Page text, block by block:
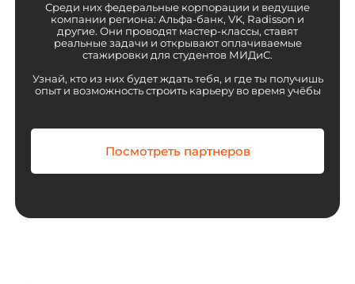
Среди них федеральные корпорации и ведущие
компании региона: Альфа-банк, VK, Radisson и
другие. Они проводят мастер-классы, ставят
реальные задачи и открывают оплачиваемые
стажировки для студентов МИДиС.
Узнай, кто из них будет ждать тебя, и где ты получишь
опыт и возможность строить карьеру во время учёбы
Посмотреть партнеров